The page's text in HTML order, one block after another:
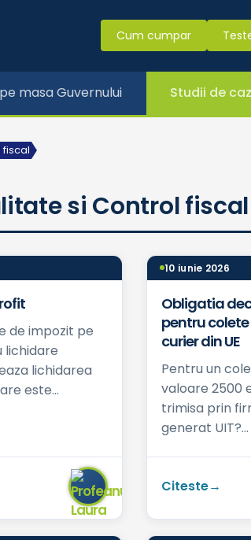
Cum cumpar
masa Guvernului Studii de caz
fiscal
si Control fiscal
de impozit pe
lichidare
lichidarea
este
10 iunie 2026
Obligatia
pentru
curier din UE
Pentru un
valoare 2500
trimisa prin
generat UIT?...
Citeste